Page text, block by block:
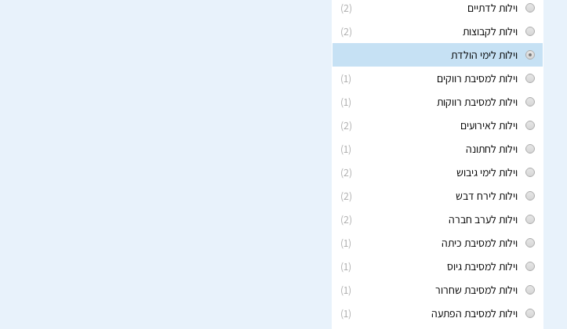
(2)
וילות לדתיים
(2)
וילות לקבוצות
וילות לימי הולדת
(1)
וילות למסיבת רווקים
(1)
וילות למסיבת רווקות
(2)
וילות לאירועים
(1)
וילות לחתונה
(2)
וילות לימי גיבוש
(2)
וילות לירח דבש
(2)
וילות לערב חברה
(1)
וילות למסיבת כיתה
(1)
וילות למסיבת גיוס
(1)
וילות למסיבת שחרור
(1)
וילות למסיבת הפתעה